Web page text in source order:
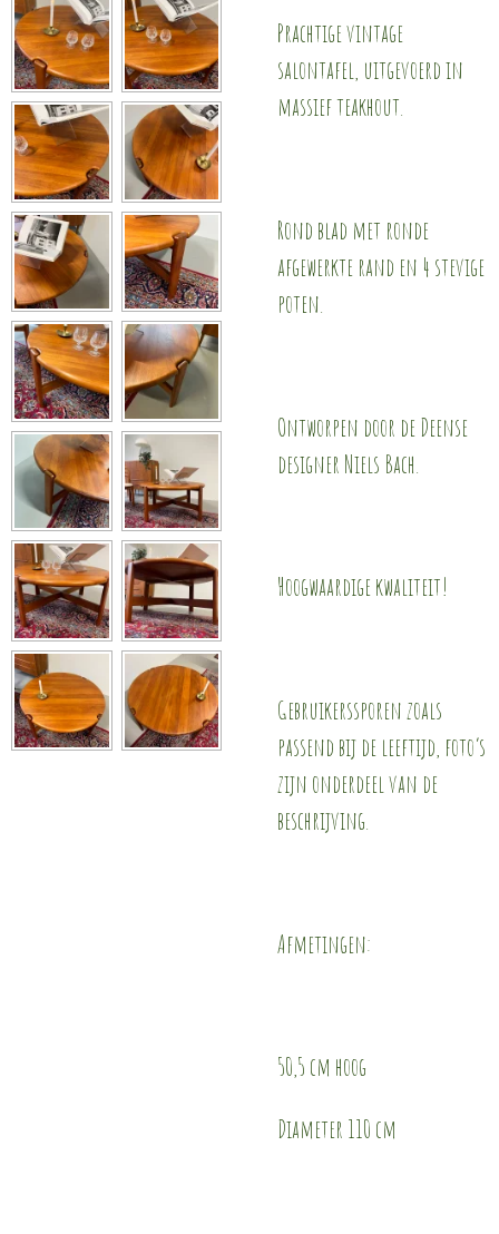
Prachtige vintage
salontafel, uitgevoerd in
massief teakhout.
Rond blad met ronde
afgewerkte rand en 4 stevige
poten.
Ontworpen door de Deense
designer Niels Bach.
Hoogwaardige kwaliteit!
Gebruikerssporen zoals
passend bij de leeftijd, foto’s
zijn onderdeel van de
beschrijving.
Afmetingen:
50,5 cm hoog
Diameter 110 cm